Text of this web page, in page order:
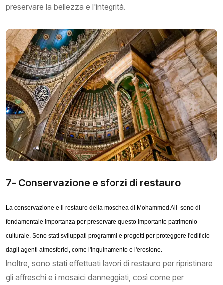
preservare la bellezza e l'integrità.
7- Conservazione e sforzi di restauro
La conservazione e il restauro della moschea di Mohammed Ali sono di
fondamentale importanza per preservare questo importante patrimonio
culturale. Sono stati sviluppati programmi e progetti per proteggere l'edificio
dagli agenti atmosferici, come l'inquinamento e l'erosione.
Inoltre, sono stati effettuati lavori di restauro per ripristinare
gli affreschi e i mosaici danneggiati, così come per